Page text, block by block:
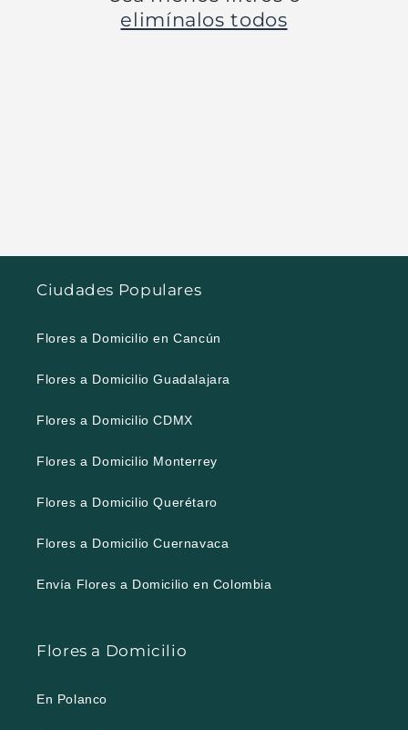
elimínalos todos
Ciudades Populares
Flores a Domicilio en Cancún
Flores a Domicilio Guadalajara
Flores a Domicilio CDMX
Flores a Domicilio Monterrey
Flores a Domicilio Querétaro
Flores a Domicilio Cuernavaca
Envía Flores a Domicilio en Colombia
Flores a Domicilio
En Polanco